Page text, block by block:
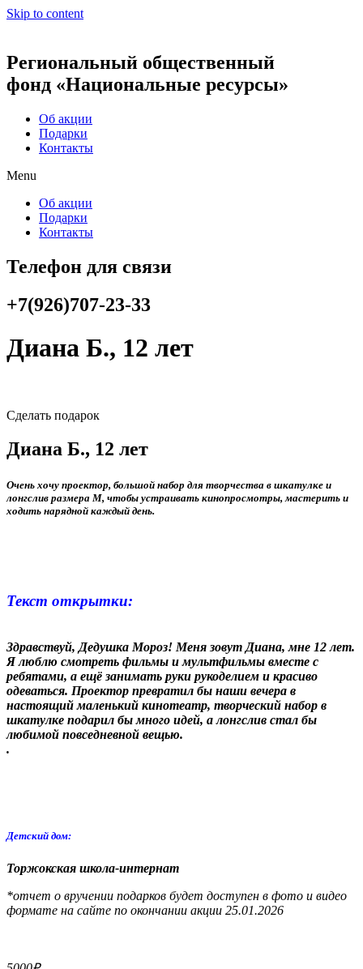
Skip to content
Региональный общественный
фонд «Национальные ресурсы»
Об акции
Подарки
Контакты
Menu
Об акции
Подарки
Контакты
Телефон для связи
+7(926)707-23-33
Диана Б., 12 лет
Сделать подарок
Диана Б., 12 лет
Очень хочу проектор, большой набор для творчества в шкатулке и
лонгслив размера M, чтобы устраивать кинопросмотры, мастерить и
ходить нарядной каждый день.
Текст открытки:
Здравствуй, Дедушка Мороз! Меня зовут Диана, мне 12 лет.
Я люблю смотреть фильмы и мультфильмы вместе с
ребятами, а ещё занимать руки рукоделием и красиво
одеваться. Проектор превратил бы наши вечера в
настоящий маленький кинотеатр, творческий набор в
шкатулке подарил бы много идей, а лонгслив стал бы
любимой повседневной вещью.
.
Детский дом:
Торжокская школа-интернат
*отчет о вручении подарков будет доступен в фото и видео
формате на сайте по окончании акции 25.01.2026